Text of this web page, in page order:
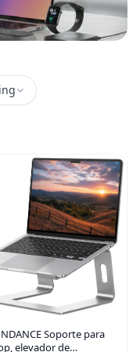
Soporte para
elevador de